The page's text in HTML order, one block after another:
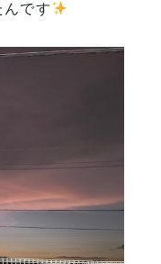
です